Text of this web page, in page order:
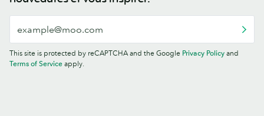
This site is protected by reCAPTCHA and the Google Privacy Policy and
Terms of Service apply.